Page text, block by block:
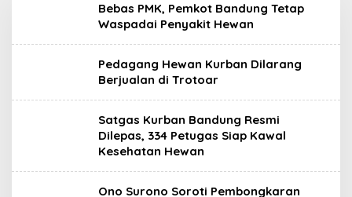
Bebas PMK, Pemkot Bandung Tetap
Waspadai Penyakit Hewan
Pedagang Hewan Kurban Dilarang
Berjualan di Trotoar
Satgas Kurban Bandung Resmi
Dilepas, 334 Petugas Siap Kawal
Kesehatan Hewan
Ono Surono Soroti Pembongkaran